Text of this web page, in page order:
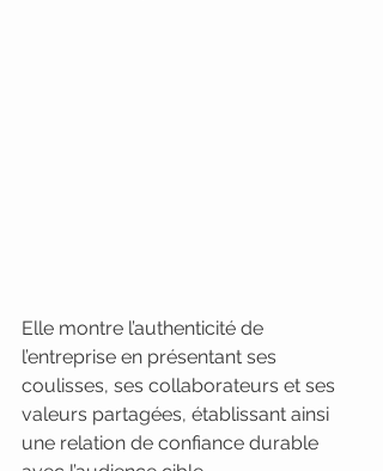
Elle montre l’authenticité de
l’entreprise en présentant ses
coulisses, ses collaborateurs et ses
valeurs partagées, établissant ainsi
une relation de confiance durable